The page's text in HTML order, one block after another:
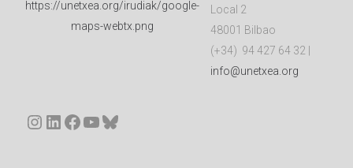
Local 2
48001 Bilbao
(+34) 94 427 64 32 |
info@unetxea.org
Instagram
LinkedIn
Facebook
YouTube
Bluesky